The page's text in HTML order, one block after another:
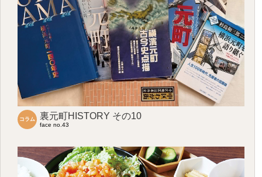
コラム 裏元町HISTORY その10
face no.43